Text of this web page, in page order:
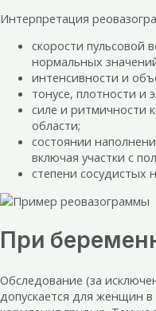
Интерпретация
скорости пульсовой
нормальных
интенсивности и
тонусе, плотности и
силе и ритмичности
области;
состоянии
включая участки с
степени сосудистых
При
Обследование (за
допускается для женщин